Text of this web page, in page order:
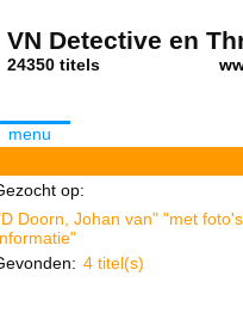
VN Detective en
24350 titels
menu
op:
Doorn, Johan van" "met
4 titel(s)